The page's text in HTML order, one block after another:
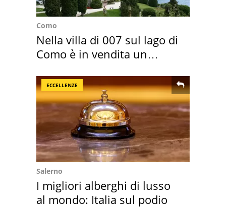
Como
Nella villa di 007 sul lago di
Como è in vendita un
ECCELLENZE
Salerno
I migliori alberghi di lusso
al mondo: Italia sul podio